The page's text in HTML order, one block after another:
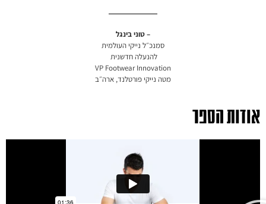
– טוני בינגל
סמנכ״ל נייקי העולמית
להנעלה חדשנית
VP Footwear Innovation
מטה נייקי פורטלנד, ארה״ב
אודות הספר